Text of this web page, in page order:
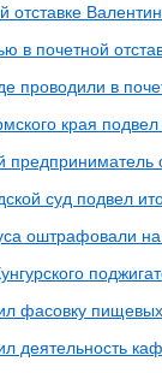
отставке
в почетной
проводили в
края
суд подвел
оштрафовали
фасовку
деятельность